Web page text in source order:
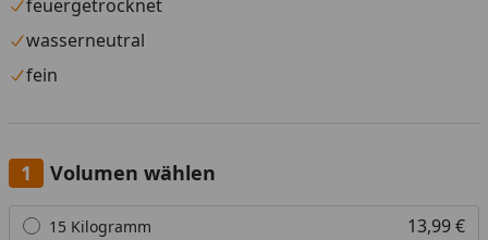
feuergetrocknet
wasserneutral
fein
Volumen wählen
Alle anzeigen (2)
15 Kilogramm 13,99 €